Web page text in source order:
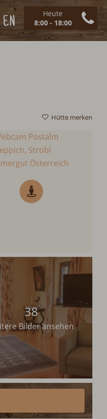
Heute
8:00 - 18:00
EN
Hütte merken
38
Bilder ansehen